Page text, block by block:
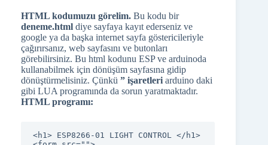
HTML kodumuzu görelim. Bu kodu bir
deneme.html diye sayfaya kayıt ederseniz ve
google ya da başka internet sayfa göstericileriyle
çağırırsanız, web sayfasını ve butonları
görebilirsiniz. Bu html kodunu ESP ve arduinoda
kullanabilmek için dönüşüm sayfasına gidip
dönüştürmelisiniz. Çünkü ” işaretleri arduino daki
gibi LUA programında da sorun yaratmaktadır.
HTML programı:
<h1> ESP8266-01 LIGHT CONTROL </h1>